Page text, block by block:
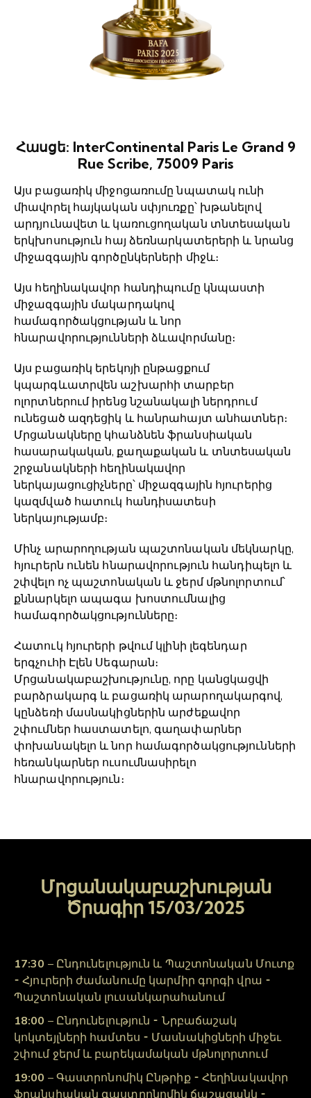
Հասցե: InterContinental Paris Le Grand 9
Rue Scribe, 75009 Paris
Այս բացառիկ միջոցառումը նպատակ ունի
միավորել հայկական սփյուռքը՝ խթանելով
արդյունավետ և կառուցողական տնտեսական
երկխոսություն հայ ձեռնարկատերերի և նրանց
միջազգային գործընկերների միջև։
Այս հեղինակավոր հանդիպումը կնպաստի
միջազգային մակարդակով
համագործակցության և նոր
հնարավորությունների ձևավորմանը։
Այս բացառիկ երեկոյի ընթացքում
կպարգևատրվեն աշխարհի տարբեր
ոլորտներում իրենց նշանակալի ներդրում
ունեցած ազդեցիկ և հանրահայտ անհատներ։
Մրցանակները կհանձնեն ֆրանսիական
հասարակական, քաղաքական և տնտեսական
շրջանակների հեղինակավոր
ներկայացուցիչները՝ միջազգային հյուրերից
կազմված հատուկ հանդիսատեսի
ներկայությամբ։
Մինչ արարողության պաշտոնական մեկնարկը,
հյուրերն ունեն հնարավորություն հանդիպելո և
շփվելո ոչ պաշտոնական և ջերմ մթնոլորտում՝
քննարկելո ապագա խոստումնալից
համագործակցությունները։
Հատուկ հյուրերի թվում կլինի լեգենդար
երգչուհի Էլեն Սեգարան։
Մրցանակաբաշխությունը, որը կանցկացվի
բարձրակարգ և բացառիկ արարողակարգով,
կընձեռի մասնակիցներին արժեքավոր
շփումներ հաստատելո, գաղափարներ
փոխանակելո և նոր համագործակցությունների
հեռանկարներ ուսումնասիրելո
հնարավորություն։
Մրցանակաբաշխության
Ծրագիր 15/03/2025
17:30 – Ընդունելություն և Պաշտոնական Մուտք
⁃ Հյուրերի ժամանումը կարմիր գորգի վրա ⁃
Պաշտոնական լուսանկարահանում
18:00 – Ընդունելություն ⁃ Նրբաճաշակ
կոկտեյլների համտես ⁃ Մասնակիցների միջեւ
շփում ջերմ և բարեկամական մթնոլորտում
19:00 – Գաստրոնոմիկ Ընթրիք ⁃ Հեղինակավոր
ֆրանսիական գաստրոնոմիկ ճաշացանկ ⁃